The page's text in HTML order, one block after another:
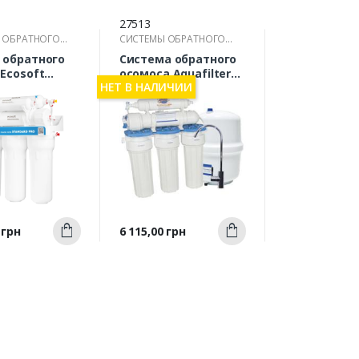
ФИЛЬТРАЦИИ
Быстрый
Купить
27513
СИСТЕМЫ ОБРАТНОГО
ОСМОСА И ФИЛЬТРАЦИИ
Система обратного
осомоса Aquafilter
FRO5JG
Быстрый
просмотр
Цена
6 115,00 грн Купить
НЕТ В НАЛИЧИИ